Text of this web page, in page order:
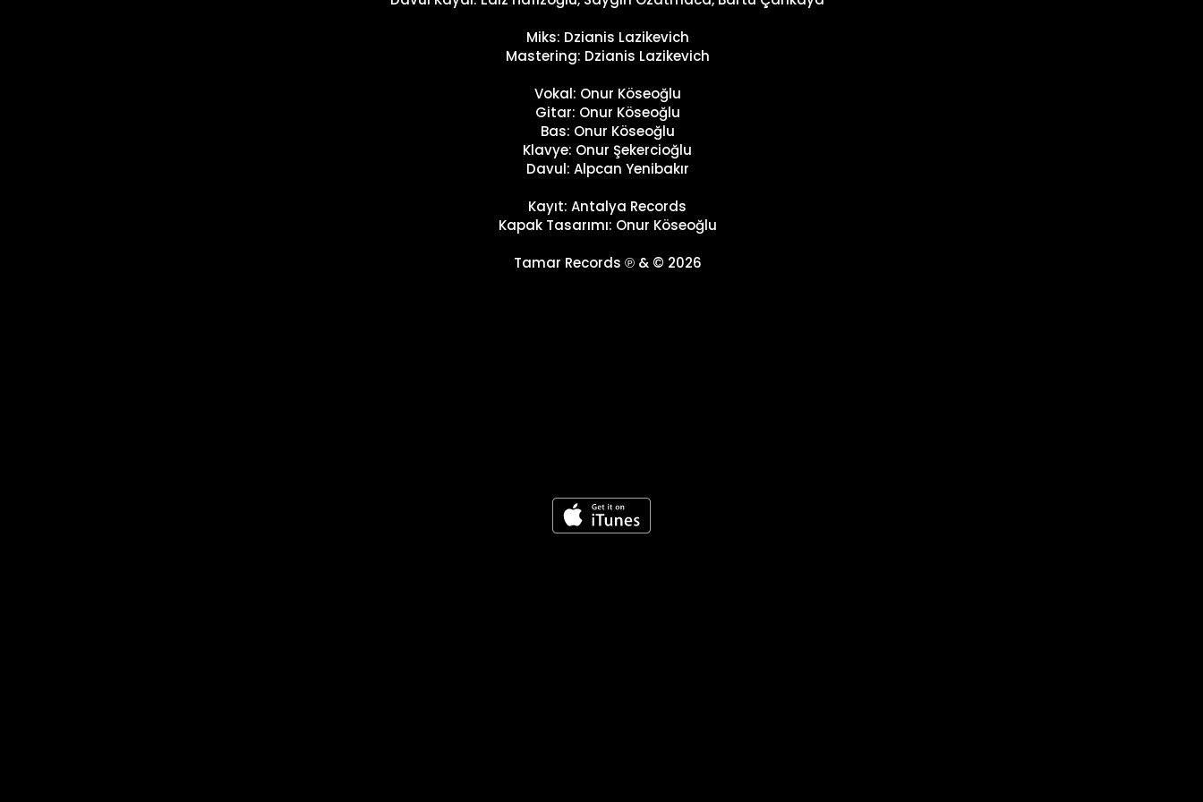
Miks: Dzianis Lazikevich
Mastering: Dzianis Lazikevich
Vokal: Onur Köseoğlu
Gitar: Onur Köseoğlu
Bas: Onur Köseoğlu
Klavye: Onur Şekercioğlu
Davul: Alpcan Yenibakır
Kayıt: Antalya Records
Kapak Tasarımı: Onur Köseoğlu
Tamar Records ℗ & © 2026